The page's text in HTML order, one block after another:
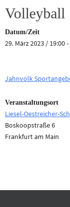
Volleyball
Datum/Zeit
29. März 2023 / 19:00
Jahnvolk
Veranstaltungsort
Liesel-Oestreicher-
Boskoopstraße 6
Frankfurt am Main